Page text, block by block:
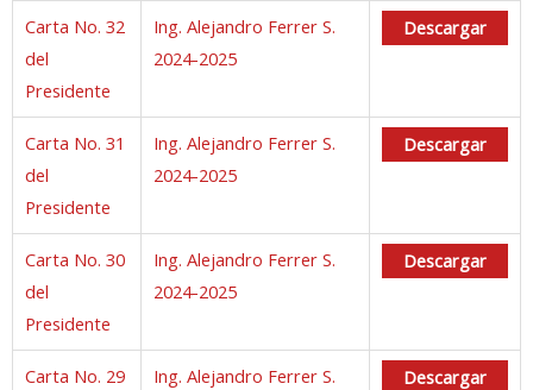
Carta No. 32
del
Presidente
Ing. Alejandro Ferrer S.
2024-2025
Descargar
Carta No. 31
del
Presidente
Ing. Alejandro Ferrer S.
2024-2025
Descargar
Carta No. 30
del
Presidente
Ing. Alejandro Ferrer S.
2024-2025
Descargar
Carta No. 29
Ing. Alejandro Ferrer S.
Descargar